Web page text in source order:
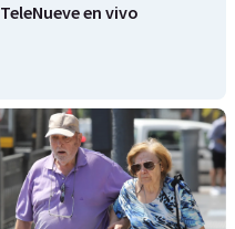
TeleNueve en vivo